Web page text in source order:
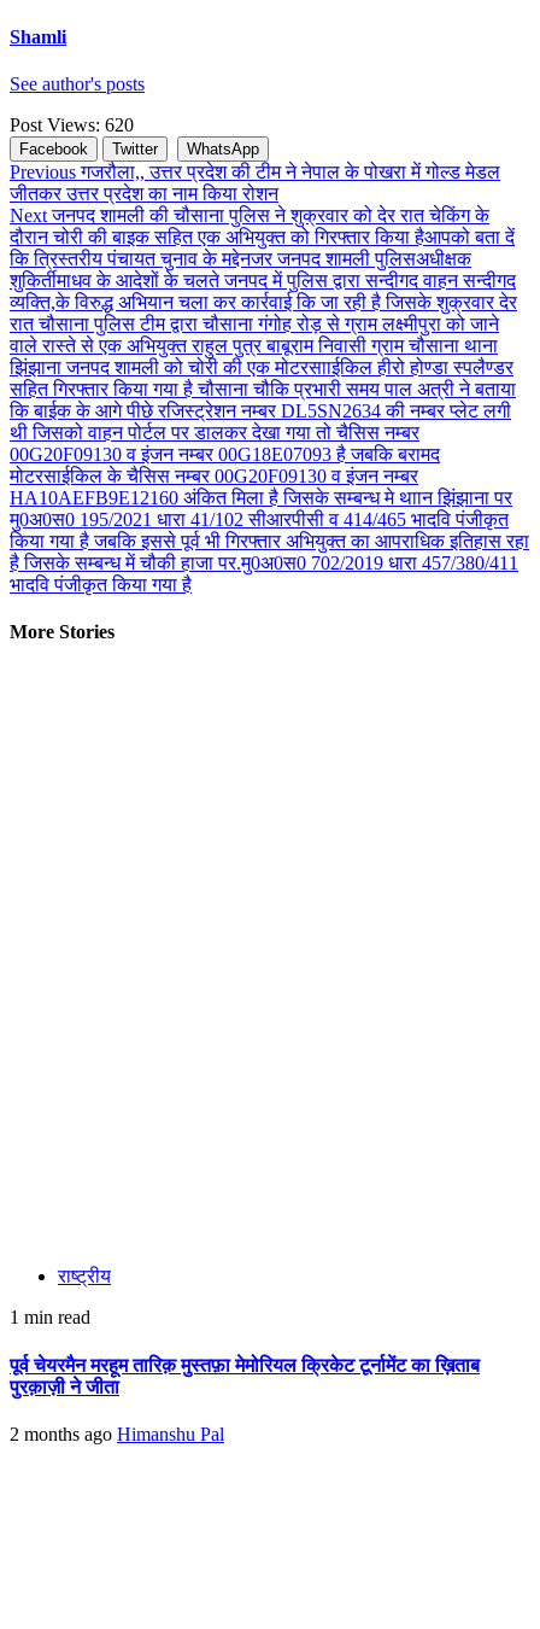
Shamli
See author's posts
Post Views: 620
Facebook Twitter WhatsApp
Continue
Reading
Previousगजरौला,, उत्तर प्रदेश की टीम ने नेपाल के पोखरा में गोल्ड मेडल
जीतकर उत्तर प्रदेश का नाम किया रोशन
Nextजनपद शामली की चौसाना पुलिस ने शुक्रवार को देर रात चेकिंग के
दौरान चोरी की बाइक सहित एक अभियुक्त को गिरफ्तार किया हैआपको बता दें
कि त्रिस्तरीय पंचायत चुनाव के मद्देनजर जनपद शामली पुलिसअधीक्षक
शुकिर्तीमाधव के आदेशों के चलते जनपद में पुलिस द्वारा सन्दीगद वाहन सन्दीगद
व्यक्ति,के विरुद्ध अभियान चला कर कार्रवाई कि जा रही है जिसके शुक्रवार देर
रात चौसाना पुलिस टीम द्वारा चौसाना गंगोह रोड़ से ग्राम लक्ष्मीपुरा को जाने
वाले रास्ते से एक अभियुक्त राहुल पुत्र बाबूराम निवासी ग्राम चौसाना थाना
झिंझाना जनपद शामली को चोरी की एक मोटरसााईकिल हीरो होण्डा स्पलैण्डर
सहित गिरफ्तार किया गया है चौसाना चौकि प्रभारी समय पाल अत्री ने बताया
कि बाईक के आगे पीछे रजिस्ट्रेशन नम्बर DL5SN2634 की नम्बर प्लेट लगी
थी जिसको वाहन पोर्टल पर डालकर देखा गया तो चैसिस नम्बर
00G20F09130 व इंजन नम्बर 00G18E07093 है जबकि बरामद
मोटरसाईकिल के चैसिस नम्बर 00G20F09130 व इंजन नम्बर
HA10AEFB9E12160 अंकित मिला है जिसके सम्बन्ध मे थाान झिंझाना पर
मु0अ0स0 195/2021 धारा 41/102 सीआरपीसी व 414/465 भादवि पंजीकृत
किया गया है जबकि इससे पूर्व भी गिरफ्तार अभियुक्त का आपराधिक इतिहास रहा
है जिसके सम्बन्ध में चौकी हाजा पर.मु0अ0स0 702/2019 धारा 457/380/411
भादवि पंजीकृत किया गया है
More Stories
राष्ट्रीय
1 min read
पूर्व चेयरमैन मरहूम तारिक़ मुस्तफ़ा मेमोरियल क्रिकेट टूर्नामेंट का ख़िताब
पुरक़ाज़ी ने जीता
2 months ago Himanshu Pal